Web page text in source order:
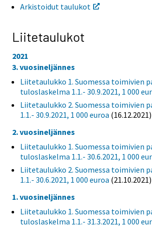
Arkistoidut taulukot
Liitetaulukot
2021
3. vuosineljännes
Liitetaulukko 1. Suomessa toimivien
tuloslaskelma 1.1.- 30.9.2021, 1 000
Liitetaulukko 2. Suomessa toimivien
1.1.- 30.9.2021, 1 000 euroa (16.12.2021)
2. vuosineljännes
Liitetaulukko 1. Suomessa toimivien
tuloslaskelma 1.1.- 30.6.2021, 1 000
Liitetaulukko 2. Suomessa toimivien
1.1.- 30.6.2021, 1 000 euroa (21.10.2021)
1. vuosineljännes
Liitetaulukko 1. Suomessa toimivien
tuloslaskelma 1.1.- 31.3.2021, 1 000